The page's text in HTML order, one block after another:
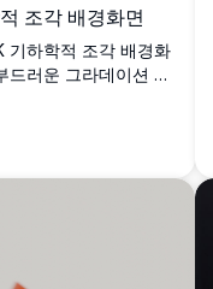
조각 배경화면
기하학적 조각 배경화
드러운 그라데이션 배
호가에게 이상적이